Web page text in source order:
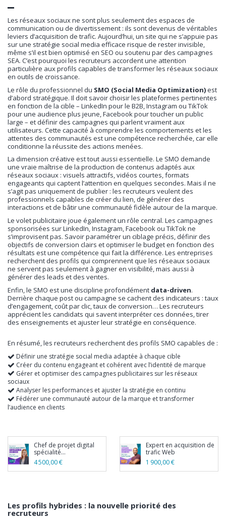
Les réseaux sociaux ne sont plus seulement des espaces de
communication ou de divertissement : ils sont devenus de véritables
leviers d’acquisition de trafic. Aujourd’hui, un site qui ne s’appuie pas
sur une stratégie social media efficace risque de rester invisible,
même s’il est bien optimisé en SEO ou soutenu par des campagnes
SEA. C’est pourquoi les recruteurs accordent une attention
particulière aux profils capables de transformer les réseaux sociaux
en outils de croissance.
Le rôle du professionnel du SMO (Social Media Optimization)est
d’abord stratégique. Il doit savoir choisir les plateformes pertinentes
en fonction de la cible – LinkedIn pour le B2B, Instagram ou TikTok
pour une audience plus jeune, Facebook pour toucher un public
large – et définir des campagnes qui parlent vraiment aux
utilisateurs. Cette capacité à comprendre les comportements et les
attentes des communautés est une compétence recherchée, car elle
conditionne la réussite des actions menées.
La dimension créative est tout aussi essentielle. Le SMO demande
une vraie maîtrise de la production de contenus adaptés aux
réseaux sociaux : visuels attractifs, vidéos courtes, formats
engageants qui captent l’attention en quelques secondes. Mais il ne
s’agit pas uniquement de publier : les recruteurs veulent des
professionnels capables de créer du lien, de générer des
interactions et de bâtir une communauté fidèle autour de la marque.
Le volet publicitaire joue également un rôle central. Les campagnes
sponsorisées sur LinkedIn, Instagram, Facebook ou TikTok ne
s’improvisent pas. Savoir paramétrer un ciblage précis, définir des
objectifs de conversion clairs et optimiser le budget en fonction des
résultats est une compétence qui fait la différence. Les entreprises
recherchent des profils qui comprennent que les réseaux sociaux
ne servent pas seulement à gagner en visibilité, mais aussi à
générer des leads et des ventes.
Enfin, le SMO est une discipline profondément data-driven.
Derrière chaque post ou campagne se cachent des indicateurs : taux
d’engagement, coût par clic, taux de conversion… Les recruteurs
apprécient les candidats qui savent interpréter ces données, tirer
des enseignements et ajuster leur stratégie en conséquence.
En résumé, les recruteurs recherchent des profils SMO capables de :
Définir une stratégie social media adaptée à chaque cible
Créer du contenu engageant et cohérent avec l’identité de marque
Gérer et optimiser des campagnes publicitaires sur les réseaux
sociaux
Analyser les performances et ajuster la stratégie en continu
Fédérer une communauté autour de la marque et transformer
l’audience en clients
Chef de projet digital
spécialité...
4 500,00 €
Expert en acquisition de
trafic Web
1 900,00 €
Les profils hybrides : la nouvelle priorité des
recruteurs